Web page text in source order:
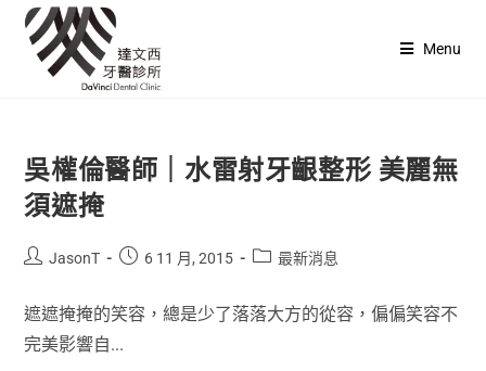
Menu
吳權倫醫師｜水雷射牙齦整形 美麗無
須遮掩
JasonT 6 11 月, 2015 最新消息
遮遮掩掩的笑容，總是少了落落大方的從容，偏偏笑容不
完美影響自...